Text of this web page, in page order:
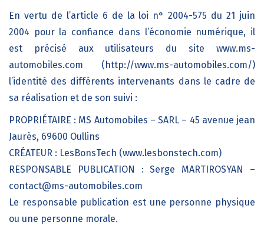
En vertu de l’article 6 de la loi n° 2004-575 du 21 juin
2004 pour la confiance dans l’économie numérique, il
est précisé aux utilisateurs du site www.ms-
automobiles.com (http://www.ms-automobiles.com/)
l’identité des différents intervenants dans le cadre de
sa réalisation et de son suivi :
PROPRIÉTAIRE : MS Automobiles – SARL – 45 avenue jean
Jaurès, 69600 Oullins
CRÉATEUR : LesBonsTech (www.lesbonstech.com)
RESPONSABLE PUBLICATION : Serge MARTIROSYAN –
contact@ms-automobiles.com
Le responsable publication est une personne physique
ou une personne morale.